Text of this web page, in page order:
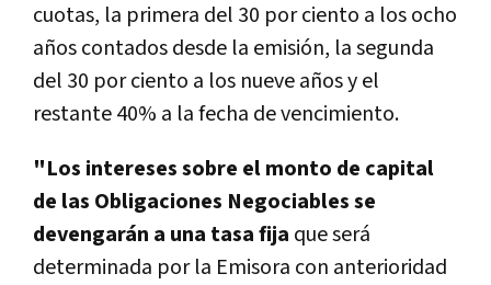
cuotas, la primera del 30 por ciento a los ocho
años contados desde la emisión, la segunda
del 30 por ciento a los nueve años y el
restante 40% a la fecha de vencimiento.
"Los intereses sobre el monto de capital
de las Obligaciones Negociables se
devengarán a una tasa fija que será
determinada por la Emisora con anterioridad